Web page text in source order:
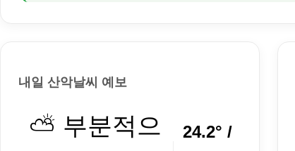
내일 산악날씨 예보
⛅ 부분적으
24.2° /